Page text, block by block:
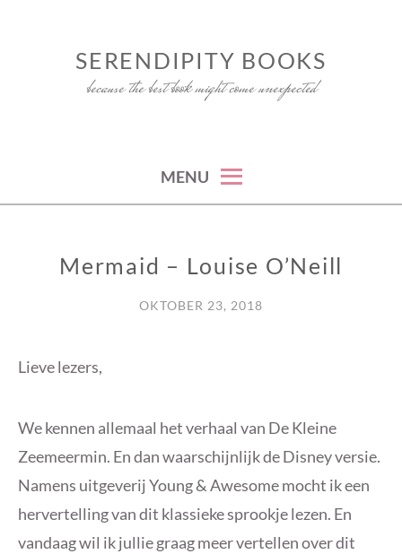
SERENDIPITY BOOKS
because the best book might come unexpected
MENU
RECENSIEMermaid – Louise O’Neill
OKTOBER 23, 2018
Lieve lezers,
We kennen allemaal het verhaal van De Kleine
Zeemeermin. En dan waarschijnlijk de Disney versie.
Namens uitgeverij Young & Awesome mocht ik een
hervertelling van dit klassieke sprookje lezen. En
vandaag wil ik jullie graag meer vertellen over dit